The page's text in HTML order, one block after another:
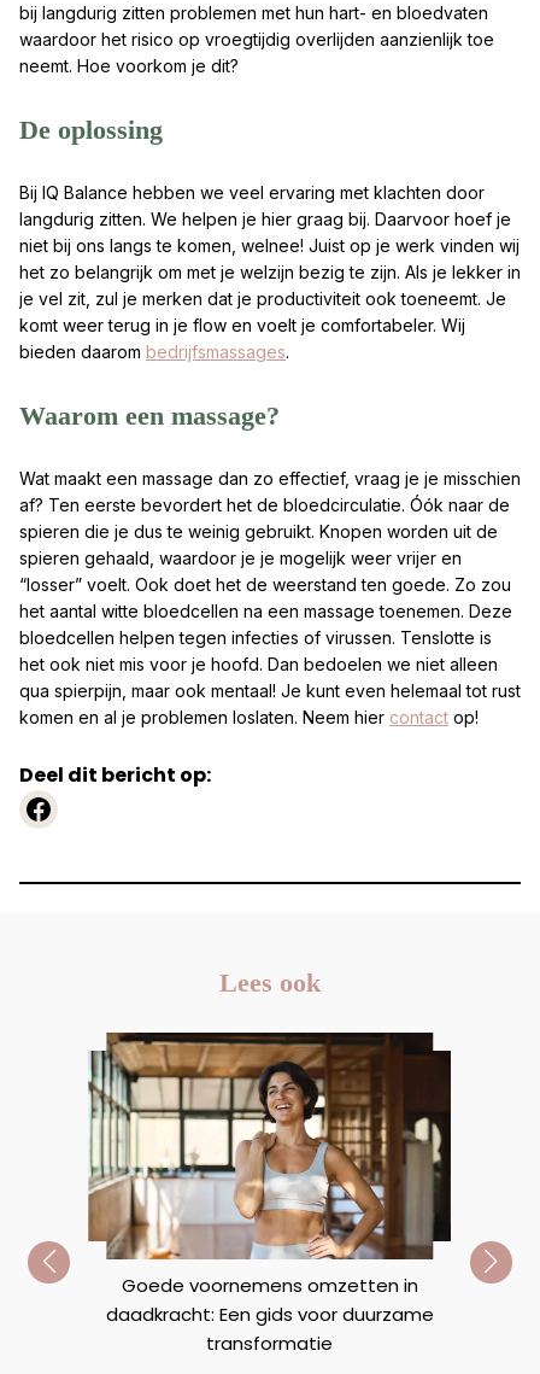
bij langdurig zitten problemen met hun hart- en bloedvaten
waardoor het risico op vroegtijdig overlijden aanzienlijk toe
neemt. Hoe voorkom je dit?
De oplossing
Bij IQ Balance hebben we veel ervaring met klachten door
langdurig zitten. We helpen je hier graag bij. Daarvoor hoef je
niet bij ons langs te komen, welnee! Juist op je werk vinden wij
het zo belangrijk om met je welzijn bezig te zijn. Als je lekker in
je vel zit, zul je merken dat je productiviteit ook toeneemt. Je
komt weer terug in je flow en voelt je comfortabeler. Wij
bieden daarom bedrijfsmassages.
Waarom een massage?
Wat maakt een massage dan zo effectief, vraag je je misschien
af? Ten eerste bevordert het de bloedcirculatie. Óók naar de
spieren die je dus te weinig gebruikt. Knopen worden uit de
spieren gehaald, waardoor je je mogelijk weer vrijer en
“losser” voelt. Ook doet het de weerstand ten goede. Zo zou
het aantal witte bloedcellen na een massage toenemen. Deze
bloedcellen helpen tegen infecties of virussen. Tenslotte is
het ook niet mis voor je hoofd. Dan bedoelen we niet alleen
qua spierpijn, maar ook mentaal! Je kunt even helemaal tot rust
komen en al je problemen loslaten. Neem hier contact op!
Deel dit bericht op:
https://www.facebook.com
Lees ook
Goede voornemens omzetten in
daadkracht: Een gids voor duurzame
transformatie